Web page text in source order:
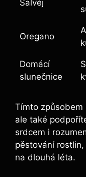
Šalvěj
Oregano
Domácí
slunečnice
Tímto způsobem
ale také
srdcem i
pěstování
na dlouhá léta.